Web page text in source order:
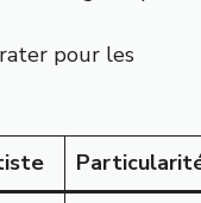
pour les